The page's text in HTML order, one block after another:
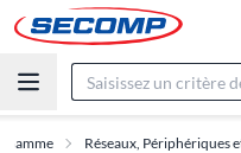
Gamme Réseaux, Périphériques